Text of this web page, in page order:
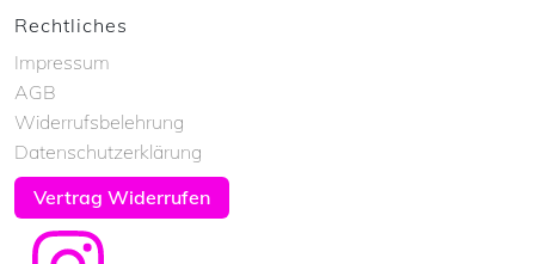
Rechtliches
Impressum
AGB
Widerrufsbelehrung
Datenschutzerklärung
Vertrag Widerrufen